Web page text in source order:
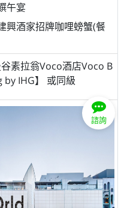
午宴
興酒家招牌咖哩螃蟹(餐
谷素拉翁Voco酒店Voco B
by IHG】 或同級
諮詢